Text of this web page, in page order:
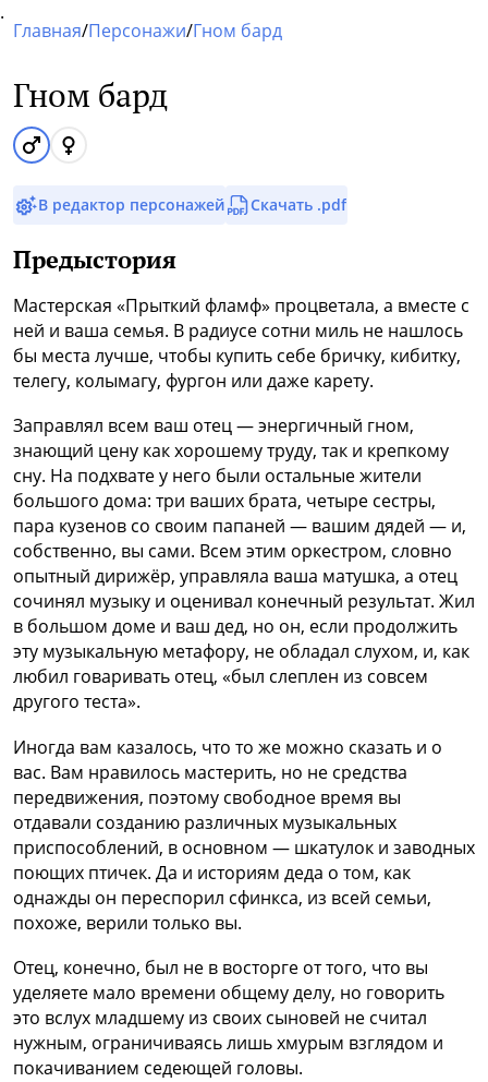
.
Главная/Персонажи/Гном бард
Гном бард
В редактор персонажей Скачать .pdf
Предыстория
Мастерская «Прыткий фламф» процветала, а вместе с
ней и ваша семья. В радиусе сотни миль не нашлось
бы места лучше, чтобы купить себе бричку, кибитку,
телегу, колымагу, фургон или даже карету.
Заправлял всем ваш отец — энергичный гном,
знающий цену как хорошему труду, так и крепкому
сну. На подхвате у него были остальные жители
большого дома: три ваших брата, четыре сестры,
пара кузенов со своим папаней — вашим дядей — и,
собственно, вы сами. Всем этим оркестром, словно
опытный дирижёр, управляла ваша матушка, а отец
сочинял музыку и оценивал конечный результат. Жил
в большом доме и ваш дед, но он, если продолжить
эту музыкальную метафору, не обладал слухом, и, как
любил говаривать отец, «был слеплен из совсем
другого теста».
Иногда вам казалось, что то же можно сказать и о
вас. Вам нравилось мастерить, но не средства
передвижения, поэтому свободное время вы
отдавали созданию различных музыкальных
приспособлений, в основном — шкатулок и заводных
поющих птичек. Да и историям деда о том, как
однажды он переспорил сфинкса, из всей семьи,
похоже, верили только вы.
Отец, конечно, был не в восторге от того, что вы
уделяете мало времени общему делу, но говорить
это вслух младшему из своих сыновей не считал
нужным, ограничиваясь лишь хмурым взглядом и
покачиванием седеющей головы.